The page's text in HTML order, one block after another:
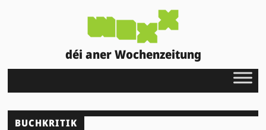
déi aner Wochenzeitung
BUCHKRITIK